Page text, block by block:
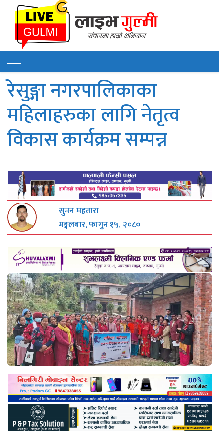
रेसुङ्गा नगरपालिकाका
महिलाहरुका लागि नेतृत्व
विकास कार्यक्रम सम्पन्न
सुमन महतारा
मङ्गलबार, फागुन १५, २०८०